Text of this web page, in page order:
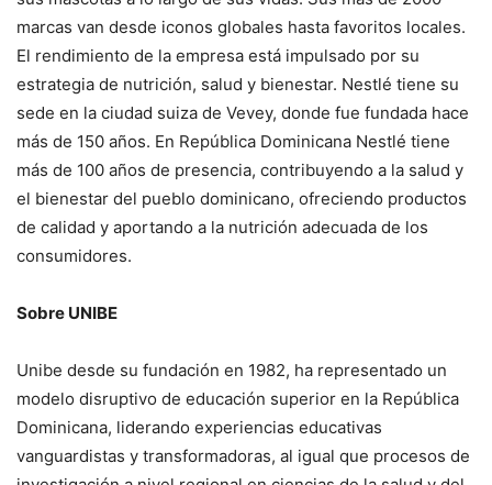
marcas van desde iconos globales hasta favoritos locales.
El rendimiento de la empresa está impulsado por su
estrategia de nutrición, salud y bienestar. Nestlé tiene su
sede en la ciudad suiza de Vevey, donde fue fundada hace
más de 150 años. En República Dominicana Nestlé tiene
más de 100 años de presencia, contribuyendo a la salud y
el bienestar del pueblo dominicano, ofreciendo productos
de calidad y aportando a la nutrición adecuada de los
consumidores.
Sobre UNIBE
Unibe desde su fundación en 1982, ha representado un
modelo disruptivo de educación superior en la República
Dominicana, liderando experiencias educativas
vanguardistas y transformadoras, al igual que procesos de